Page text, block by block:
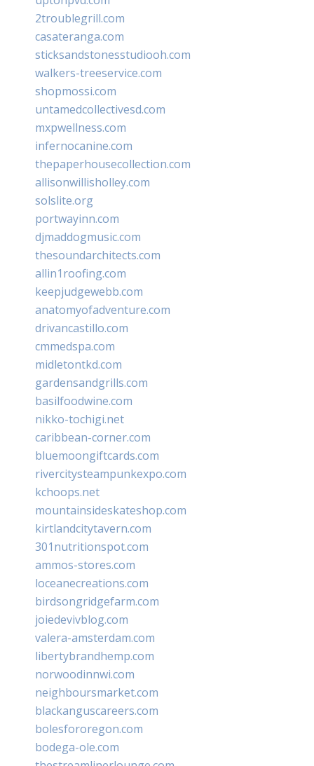
2troublegrill.com
casateranga.com
sticksandstonesstudiooh.com
walkers-treeservice.com
shopmossi.com
untamedcollectivesd.com
mxpwellness.com
infernocanine.com
thepaperhousecollection.com
allisonwillisholley.com
solslite.org
portwayinn.com
djmaddogmusic.com
thesoundarchitects.com
allin1roofing.com
keepjudgewebb.com
anatomyofadventure.com
drivancastillo.com
cmmedspa.com
midletontkd.com
gardensandgrills.com
basilfoodwine.com
nikko-tochigi.net
caribbean-corner.com
bluemoongiftcards.com
rivercitysteampunkexpo.com
kchoops.net
mountainsideskateshop.com
kirtlandcitytavern.com
301nutritionspot.com
ammos-stores.com
loceanecreations.com
birdsongridgefarm.com
joiedevivblog.com
valera-amsterdam.com
libertybrandhemp.com
norwoodinnwi.com
neighboursmarket.com
blackanguscareers.com
bolesfororegon.com
bodega-ole.com